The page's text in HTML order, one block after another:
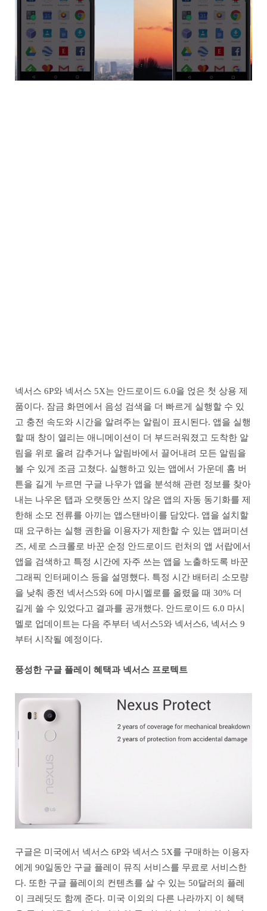
넥서스 6P와 넥서스 5X는 안드로이드 6.0을 얹은 첫 상용 제
품이다. 잠금 화면에서 음성 검색을 더 빠르게 실행할 수 있
고 충전 속도와 시간을 알려주는 알림이 표시된다. 앱을 실행
할 때 창이 열리는 애니메이션이 더 부드러워졌고 도착한 알
림을 위로 올려 감추거나 알림바에서 끌어내려 모든 알림을
볼 수 있게 조금 고쳤다. 실행하고 있는 앱에서 가운데 홈 버
튼을 길게 누르면 구글 나우가 앱을 분석해 관련 정보를 찾아
내는 나우온 탭과 오랫동안 쓰지 않은 앱의 자동 동기화를 제
한해 소모 전류를 아끼는 앱스탠바이를 담았다. 앱을 설치할
때 요구하는 실행 권한을 이용자가 제한할 수 있는 앱퍼미션
즈, 세로 스크롤로 바꾼 순정 안드로이드 런처의 앱 서랍에서
앱을 검색하고 특정 시간에 자주 쓰는 앱을 노출하도록 바꾼
그래픽 인터페이스 등을 설명했다. 특정 시간 배터리 소모량
을 낮춰 종전 넥서스5와 6에 마시멜로를 올렸을 때 30% 더
길게 쓸 수 있었다고 결과를 공개했다. 안드로이드 6.0 마시
멜로 업데이트는 다음 주부터 넥서스5와 넥서스6, 넥서스 9
부터 시작될 예정이다.
풍성한 구글 플레이 혜택과 넥서스 프로텍트
구글은 미국에서 넥서스 6P와 넥서스 5X를 구매하는 이용자
에게 90일동안 구글 플레이 뮤직 서비스를 무료로 서비스한
다. 또한 구글 플레이의 컨텐츠를 살 수 있는 50달러의 플레
이 크레딧도 함께 준다. 미국 이외의 다른 나라까지 이 혜택